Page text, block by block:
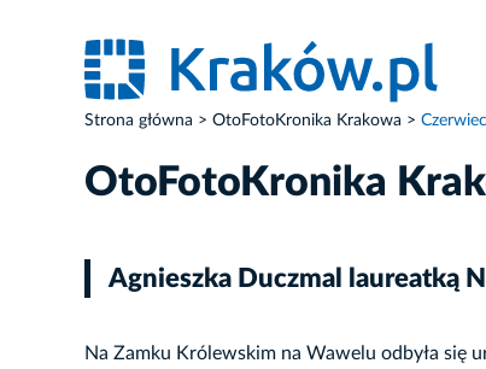
Strona główna OtoFotoKronika Krakowa
OtoFotoKronika
Agnieszka Duczmal laureatką
Na Zamku Królewskim na Wawelu odbyła się